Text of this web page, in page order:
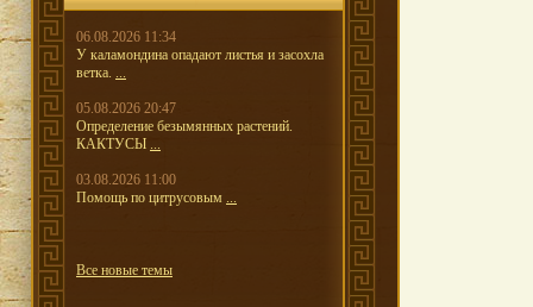
06.08.2026 11:34
У каламондина опадают листья и засохла
ветка. ...
05.08.2026 20:47
Определение безымянных растений.
КАКТУСЫ ...
03.08.2026 11:00
Помощь по цитрусовым ...
Все новые темы